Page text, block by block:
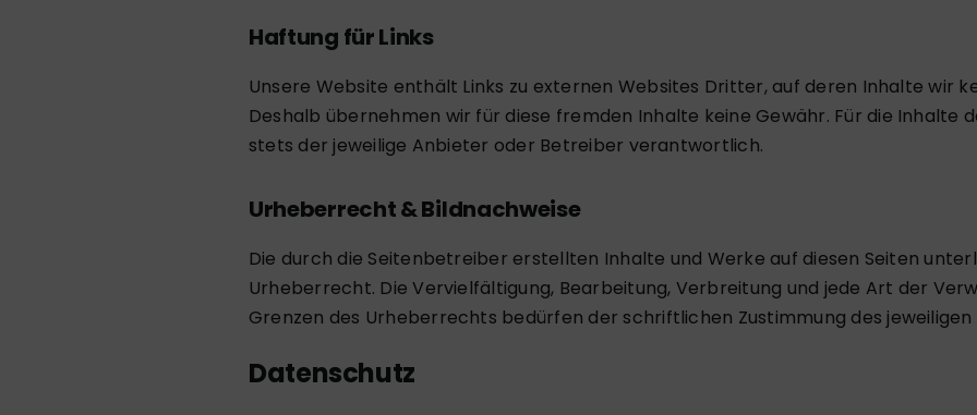
Haftung für Links
Unsere Website enthält Links zu externen Websites Dritter, auf deren Inhalte wir
Deshalb übernehmen wir für diese fremden Inhalte keine Gewähr. Für die Inhalte
stets der jeweilige Anbieter oder Betreiber verantwortlich.
Urheberrecht & Bildnachweise
Die durch die Seitenbetreiber erstellten Inhalte und Werke auf diesen Seiten
Urheberrecht. Die Vervielfältigung, Bearbeitung, Verbreitung und jede Art der
Grenzen des Urheberrechts bedürfen der schriftlichen Zustimmung des jeweiligen
Datenschutz